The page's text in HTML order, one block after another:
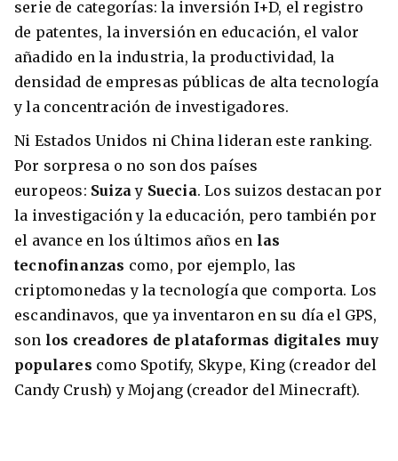
serie de categorías: la inversión I+D, el registro
de patentes, la inversión en educación, el valor
añadido en la industria, la productividad, la
densidad de empresas públicas de alta tecnología
y la concentración de investigadores.
Ni Estados Unidos ni China lideran este ranking.
Por sorpresa o no son dos países
europeos: Suiza y Suecia. Los suizos destacan por
la investigación y la educación, pero también por
el avance en los últimos años en las
tecnofinanzas como, por ejemplo, las
criptomonedas y la tecnología que comporta. Los
escandinavos, que ya inventaron en su día el GPS,
son los creadores de plataformas digitales muy
populares como Spotify, Skype, King (creador del
Candy Crush) y Mojang (creador del Minecraft).